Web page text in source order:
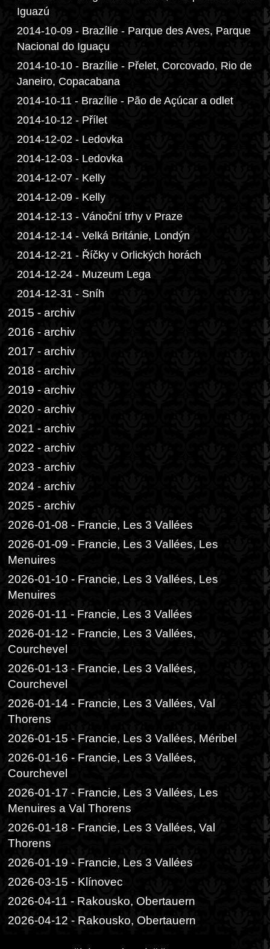
Iguazú
2014-10-09 - Brazílie - Parque des Aves, Parque
Nacional do Iguaçu
2014-10-10 - Brazílie - Přelet, Corcovado, Rio de
Janeiro, Copacabana
2014-10-11 - Brazílie - Pão de Açúcar a odlet
2014-10-12 - Přílet
2014-12-02 - Ledovka
2014-12-03 - Ledovka
2014-12-07 - Kelly
2014-12-09 - Kelly
2014-12-13 - Vánoční trhy v Praze
2014-12-14 - Velká Británie, Londýn
2014-12-21 - Říčky v Orlických horách
2014-12-24 - Muzeum Lega
2014-12-31 - Sníh
2015 - archiv
2016 - archiv
2017 - archiv
2018 - archiv
2019 - archiv
2020 - archiv
2021 - archiv
2022 - archiv
2023 - archiv
2024 - archiv
2025 - archiv
2026-01-08 - Francie, Les 3 Vallées
2026-01-09 - Francie, Les 3 Vallées, Les
Menuires
2026-01-10 - Francie, Les 3 Vallées, Les
Menuires
2026-01-11 - Francie, Les 3 Vallées
2026-01-12 - Francie, Les 3 Vallées,
Courchevel
2026-01-13 - Francie, Les 3 Vallées,
Courchevel
2026-01-14 - Francie, Les 3 Vallées, Val
Thorens
2026-01-15 - Francie, Les 3 Vallées, Méribel
2026-01-16 - Francie, Les 3 Vallées,
Courchevel
2026-01-17 - Francie, Les 3 Vallées, Les
Menuires a Val Thorens
2026-01-18 - Francie, Les 3 Vallées, Val
Thorens
2026-01-19 - Francie, Les 3 Vallées
2026-03-15 - Klínovec
2026-04-11 - Rakousko, Obertauern
2026-04-12 - Rakousko, Obertauern